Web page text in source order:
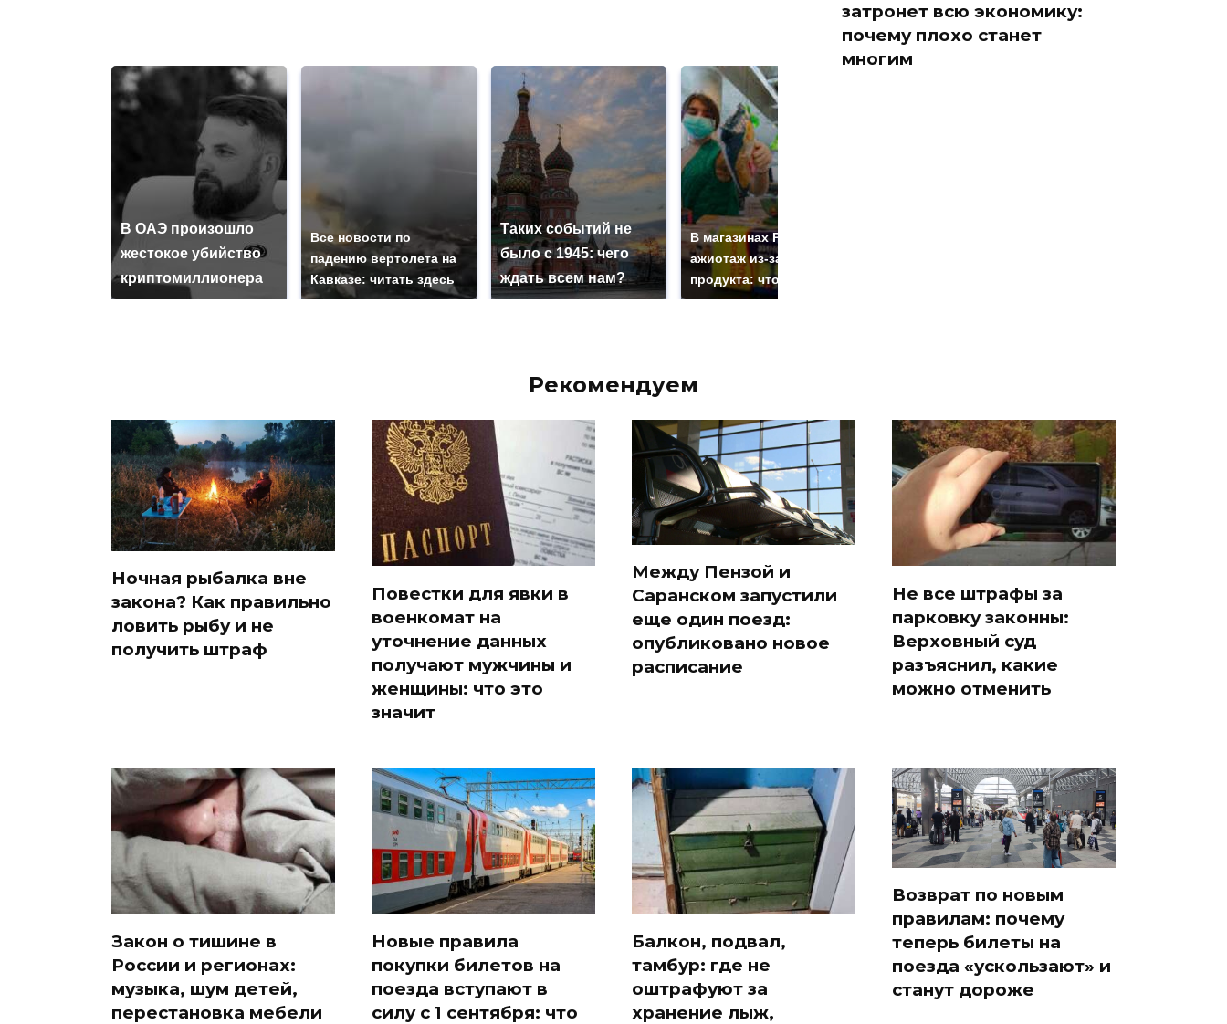
В ОАЭ произошло
жестокое убийство
криптомиллионера
Все новости по
падению вертолета на
Кавказе: читать здесь
Таких событий не
было с 1945: чего
ждать всем нам?
В магазинах России
ажиотаж из-за этого
продукта: что купить?
затронет всю экономику:
почему плохо станет
многим
Рекомендуем
Ночная рыбалка вне
закона? Как правильно
ловить рыбу и не
получить штраф
Повестки для явки в
военкомат на
уточнение данных
получают мужчины и
женщины: что это
значит
Между Пензой и
Саранском запустили
еще один поезд:
опубликовано новое
расписание
Не все штрафы за
парковку законны:
Верховный суд
разъяснил, какие
можно отменить
Закон о тишине в
России и регионах:
музыка, шум детей,
перестановка мебели
Новые правила
покупки билетов на
поезда вступают в
силу с 1 сентября: что
Балкон, подвал,
тамбур: где не
оштрафуют за
хранение лыж,
Возврат по новым
правилам: почему
теперь билеты на
поезда «ускользают» и
станут дороже